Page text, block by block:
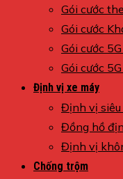
Gói cước
Gói cước
Gói cước
Gói cước
Định vị xe máy
Định vị
Đồng hồ
Định vị
Chống trộm